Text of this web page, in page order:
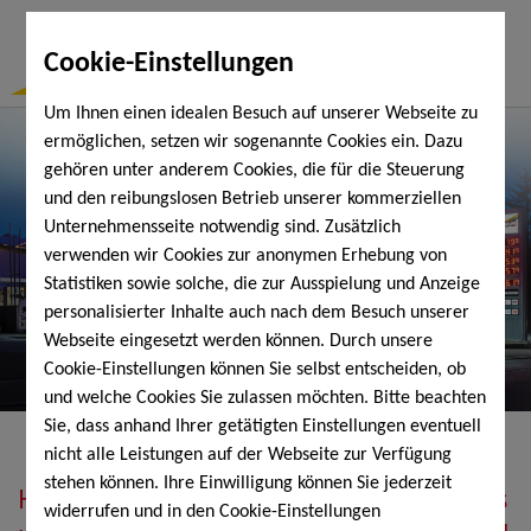
Cookie-Einstellungen
Um Ihnen einen idealen Besuch auf unserer Webseite zu
ermöglichen, setzen wir sogenannte Cookies ein. Dazu
gehören unter anderem Cookies, die für die Steuerung
und den reibungslosen Betrieb unserer kommerziellen
Unternehmensseite notwendig sind. Zusätzlich
verwenden wir Cookies zur anonymen Erhebung von
Statistiken sowie solche, die zur Ausspielung und Anzeige
personalisierter Inhalte auch nach dem Besuch unserer
Webseite eingesetzt werden können. Durch unsere
Cookie-Einstellungen können Sie selbst entscheiden, ob
und welche Cookies Sie zulassen möchten. Bitte beachten
Sie, dass anhand Ihrer getätigten Einstellungen eventuell
nicht alle Leistungen auf der Webseite zur Verfügung
stehen können. Ihre Einwilligung können Sie jederzeit
widerrufen und in den Cookie-Einstellungen
Heizöl, Diesel, Schmierstoffe, Holzpellets